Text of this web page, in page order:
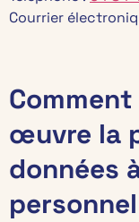
Courrier
œuvre la
données
personnel